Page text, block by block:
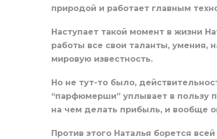
природой и работает главным
Наступает такой момент в жизни
работы все свои таланты, умения,
мировую известность.
Но не тут-то было,
“парфюмерши” уплывает в пользу
на чем делать прибыль, и вообще
Против этого Наталья борется